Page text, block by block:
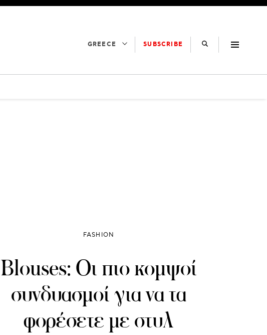
GREECE SUBSCRIBE
FASHION
Blouses: Οι πιο κομψοί
συνδυασμοί για να τα
φορέσετε με στυλ